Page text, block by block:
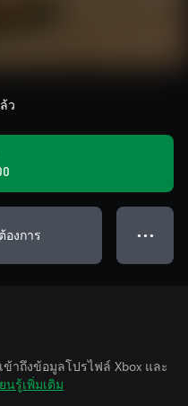
ว
องการ ● ● ●
าถึงข้อมูลโปรไฟล์ Xbox และ
นรู้เพิ่มเติม